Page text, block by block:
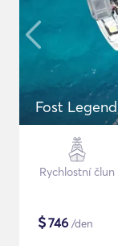
Fost
Rychlostní člun
$746 /den